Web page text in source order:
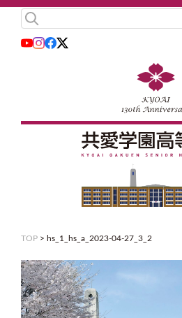
TOP > hs_1_hs_a_2023-04-27_3_2